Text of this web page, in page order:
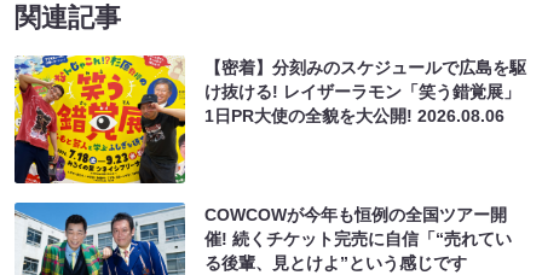
関連記事
【密着】分刻みのスケジュールで広島を駆
け抜ける! レイザーラモン「笑う錯覚展」
1日PR大使の全貌を大公開!2026.08.06
COWCOWが今年も恒例の全国ツアー開
催! 続くチケット完売に自信「“売れてい
る後輩、見とけよ”という感じです